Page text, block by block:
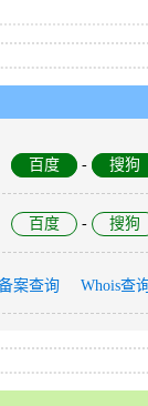
百度 - 搜狗
百度 - 搜狗
案查询 Whois查